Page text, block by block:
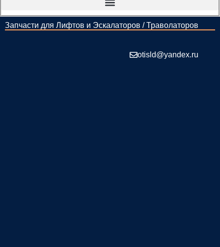
Запчасти для Лифтов и Эскалаторов / Траволаторов
otisld@yandex.ru